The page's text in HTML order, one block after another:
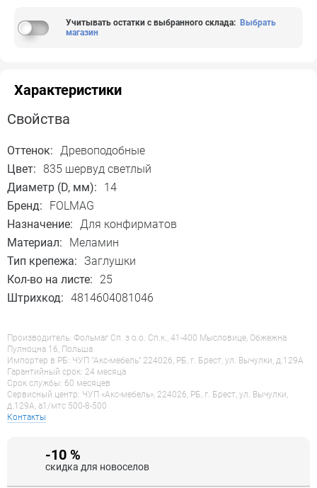
Учитывать остатки с выбранного склада: Выбрать
магазин
Характеристики
Свойства
Оттенок: Древоподобные
Цвет: 835 шервуд светлый
Диаметр (D, мм):
14
Бренд:
FOLMAG
Назначение: Для конфирматов
Материал:
Меламин
Тип крепежа: Заглушки
Кол-во на листе:
25
Штрихкод: 4814604081046
Производитель: Фольмаг Сп. з о.о. Сп.к., 41-400 Мысловице, Обжежна
Пулноцна 16, Польша
Импортер в РБ: ЧУП "Акс-мебель" 224026, РБ, г. Брест, ул. Вычулки, д.129А
Гарантийный срок: 24 месяца
Срок службы: 60 месяцев
Сервисный центр: ЧУП «Акс-мебель», 224026, РБ, г. Брест, ул. Вычулки,
д.129А, a1/мтс 500-8-500
Контакты
-10 %
скидка для новоселов